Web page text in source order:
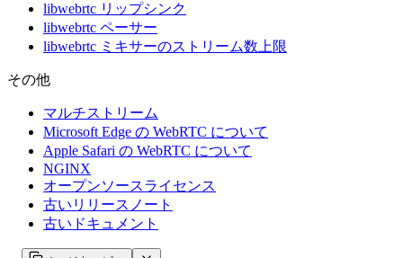
libwebrtc リップシンク
libwebrtc ペーサー
libwebrtc ミキサーのストリーム数上限
その他
マルチストリーム
Microsoft Edge の WebRTC について
Apple Safari の WebRTC について
NGINX
オープンソースライセンス
古いリリースノート
古いドキュメント